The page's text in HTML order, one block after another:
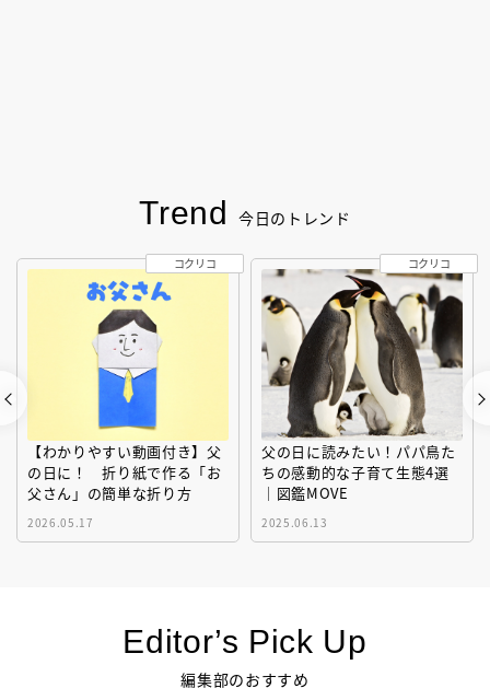
Trend 今日のトレンド
【わかりやすい動画付き】父
の日に！ 折り紙で作る「お
父さん」の簡単な折り方
2026.05.17
コクリコ
父の日に読みたい！パパ鳥た
ちの感動的な子育て生態4選
｜図鑑MOVE
2025.06.13
コクリコ
Editor’s Pick Up
編集部のおすすめ